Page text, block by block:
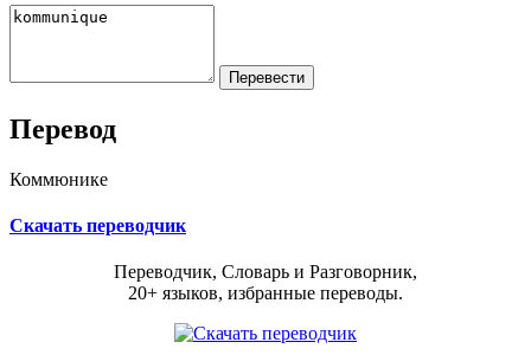
Перевод
Коммюнике
Скачать переводчик
Переводчик, Словарь и Разговорник,
20+ языков, избранные переводы.